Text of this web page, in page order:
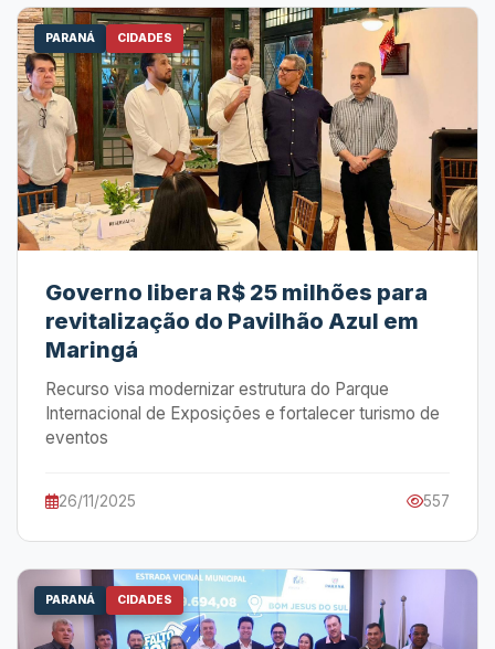
PARANÁ CIDADES
Governo libera R$ 25 milhões para
revitalização do Pavilhão Azul em
Maringá
Recurso visa modernizar estrutura do Parque
Internacional de Exposições e fortalecer turismo de
eventos
26/11/2025 557
PARANÁ CIDADES